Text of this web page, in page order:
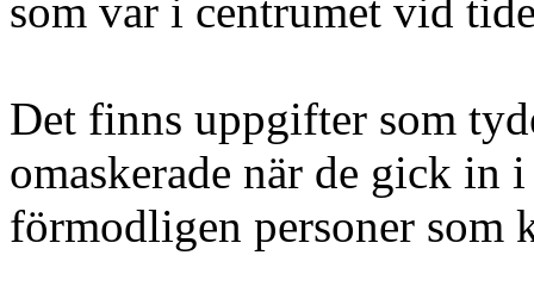
som var i centrumet vid
Det finns uppgifter som
omaskerade när de gick in
förmodligen personer som